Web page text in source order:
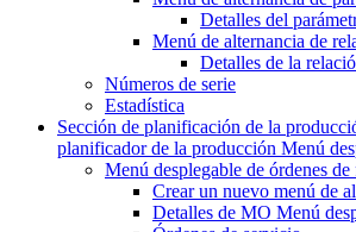
Detalles del
Menú de alternancia de
Detalles de la
Números de serie
Estadística
Sección de planificación de la
planificador de la producción Menú
Menú desplegable de órdenes
Crear un nuevo menú de
Detalles de MO Menú